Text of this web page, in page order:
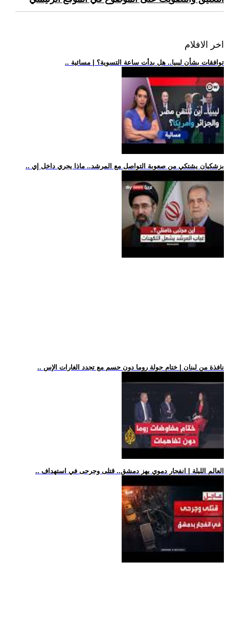
اخر الافلام
.. توافقات بشأن ليبيا.. هل بدأت ساعة التسوية؟ | مسائية
.. بزشكيان يشتكي من صعوبة التواصل مع المرشد.. ماذا يجري داخل إي
.. نافذة من لبنان | ختام جولة روما دون حسم مع تجدد الغارات الإس
.. العالم الليلة | انفجار دموي يهز دمشق.. قتلى وجرحى في استهداف